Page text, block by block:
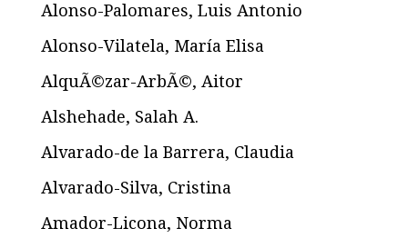
Alonso-Palomares, Luis Antonio
Alonso-Vilatela, María Elisa
AlquÃ©zar-ArbÃ©, Aitor
Alshehade, Salah A.
Alvarado-de la Barrera, Claudia
Alvarado-Silva, Cristina
Amador-Licona, Norma